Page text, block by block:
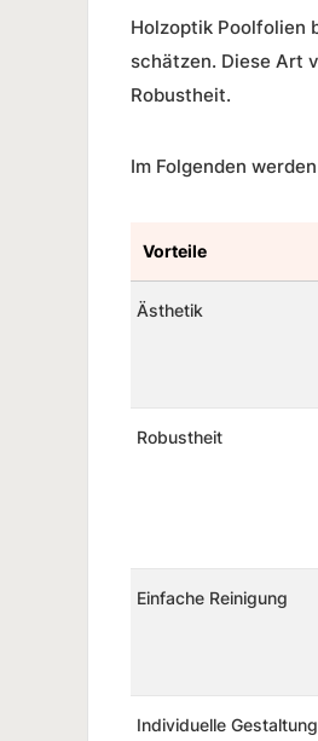
Holzoptik Poolfolien
schätzen. Diese Art
Robustheit.
Im Folgenden
Vorteile
Ästhetik
Robustheit
Einfache Reinigung
Individuelle